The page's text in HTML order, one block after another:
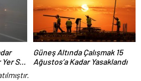
Sis
Güneş Altında Çalışmak 15
Ağustos’a Kadar Yasaklandı